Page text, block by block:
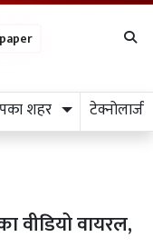
शहर टेक्नोलाजी
वीडियो वायरल,